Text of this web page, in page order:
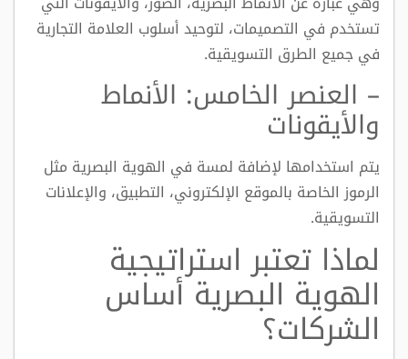
تستخدم في التصميمات، لتوحيد أسلوب العلامة التجارية
في جميع الطرق التسويقية.
– العنصر الخامس: الأنماط
والأيقونات
يتم استخدامها لإضافة لمسة في الهوية البصرية مثل
الرموز الخاصة بالموقع الإلكتروني، التطبيق، والإعلانات
التسويقية.
لماذا تعتبر استراتيجية
الهوية البصرية أساس
الشركات؟